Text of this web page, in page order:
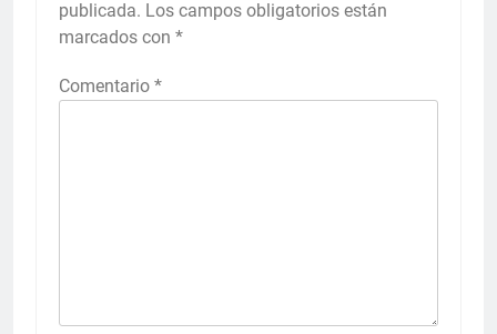
publicada. Los campos obligatorios están
marcados con *
Comentario *